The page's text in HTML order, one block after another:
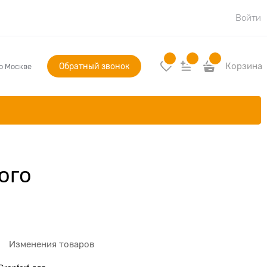
Войти
Москве Обратный звонок Корзина
Изменения товаров